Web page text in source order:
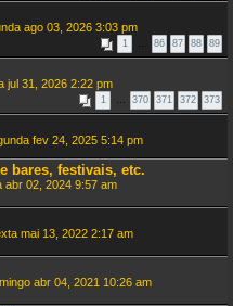
ago 03, 2026 3:03 pm
1 … 86 87 88 89
jul 31, 2026 2:22 pm
1 … 370 371 372 373
fev 24, 2025 5:14 pm
bares, festivais, etc.
abr 02, 2024 9:57 am
mai 13, 2022 2:17 am
abr 04, 2021 10:26 am